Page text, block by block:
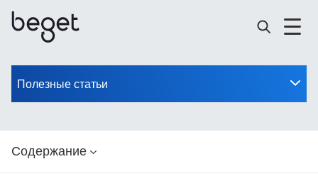
Полезные статьи
Содержание